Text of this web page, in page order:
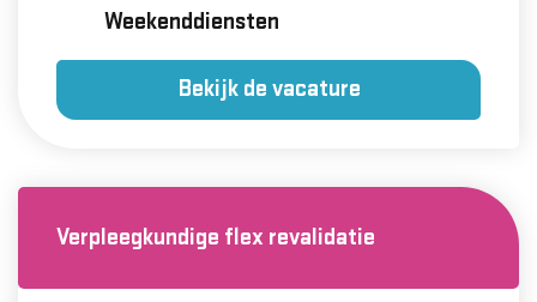
Weekenddiensten
Bekijk de vacature
Verpleegkundige flex revalidatie